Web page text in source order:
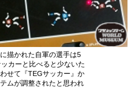
描かれた自軍の選手は5
カーと比べると少ないた
せて『TEGサッカー』か
ムが調整されたと思われ